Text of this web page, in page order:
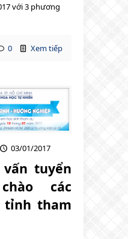
với 3 phương
0 Xem tiếp
03/01/2017
tuyển
các
tỉnh tham